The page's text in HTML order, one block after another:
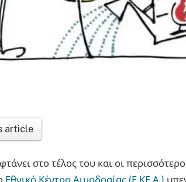
article
στο τέλος του και οι
Εθνικό Κέντρο Αιμοδοσίας (Ε.ΚΕ.Α.)